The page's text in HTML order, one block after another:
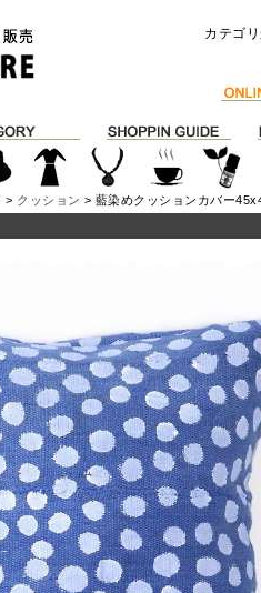
カテゴ
> クッション > 藍染めクッションカバー